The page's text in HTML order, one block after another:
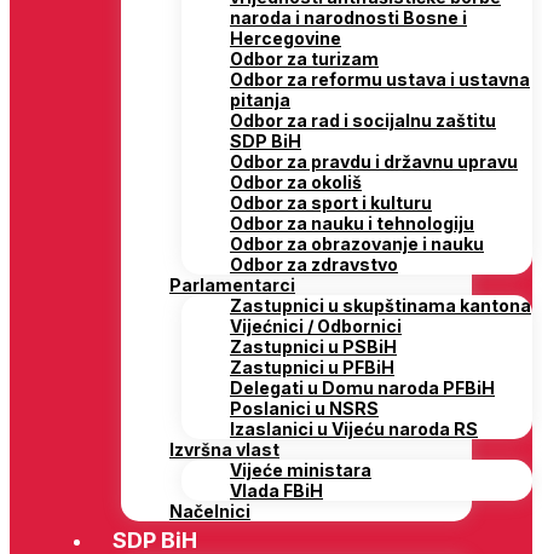
naroda i narodnosti Bosne i
Hercegovine
Odbor za turizam
Odbor za reformu ustava i ustavna
pitanja
Odbor za rad i socijalnu zaštitu
SDP BiH
Odbor za pravdu i državnu upravu
Odbor za okoliš
Odbor za sport i kulturu
Odbor za nauku i tehnologiju
Odbor za obrazovanje i nauku
Odbor za zdravstvo
Parlamentarci
Zastupnici u skupštinama kantona
Vijećnici / Odbornici
Zastupnici u PSBiH
Zastupnici u PFBiH
Delegati u Domu naroda PFBiH
Poslanici u NSRS
Izaslanici u Vijeću naroda RS
Izvršna vlast
Vijeće ministara
Vlada FBiH
Načelnici
SDP BiH